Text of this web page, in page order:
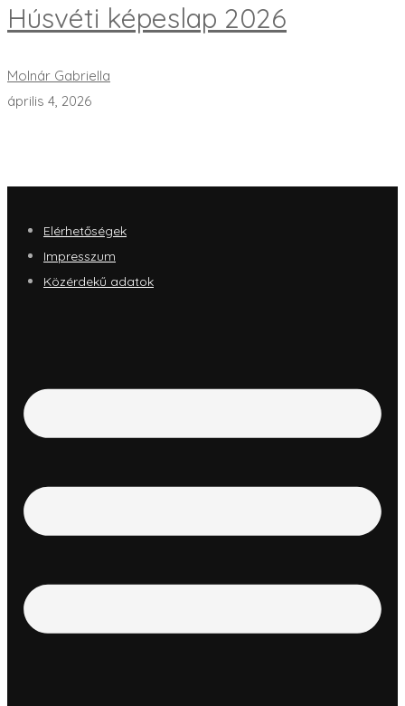
Húsvéti képeslap 2026
Molnár Gabriella
április 4, 2026
Elérhetőségek
Impresszum
Közérdekű adatok